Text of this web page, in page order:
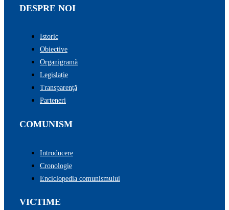
DESPRE NOI
Istoric
Obiective
Organigramă
Legislație
Transparenţă
Parteneri
COMUNISM
Introducere
Cronologie
Enciclopedia comunismului
VICTIME